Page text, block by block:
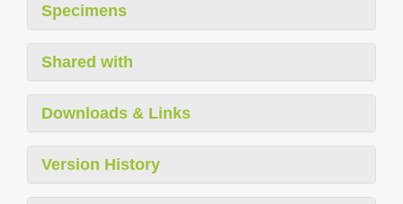
Specimens
Shared with
Downloads & Links
Version History